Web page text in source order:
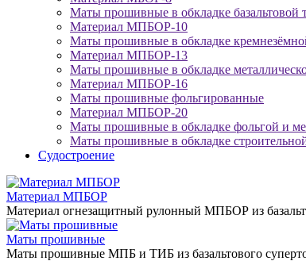
Маты прошивные в обкладке базальтовой
Материал МПБОР-10
Маты прошивные в обкладке
Материал МПБОР-13
Маты прошивные в обкладке
Материал МПБОР-16
Маты прошивные фольгированные
Материал МПБОР-20
Маты прошивные в обкладке фольгой и
Маты прошивные в обкладке
Судостроение
Материал МПБОР
Материал огнезащитный рулонный МПБОР из
Маты прошивные
Маты прошивные МПБ и ТИБ из базальтового